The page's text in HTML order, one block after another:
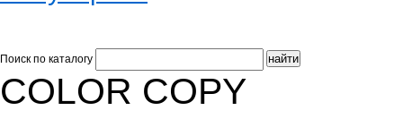
Поиск по каталогу
COLOR COPY